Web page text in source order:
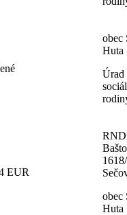
obec
Huta
Úrad
EUR
obec
Huta